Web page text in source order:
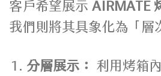
客戶希望展示AIRMATE
我們則將其具象化為「層
分層展示： 利用烤箱